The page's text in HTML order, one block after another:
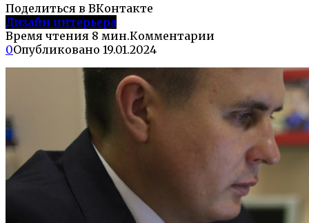
Поделиться в ВКонтакте
Дизайн интерьера
Время чтения 8 мин.Комментарии
0Опубликовано 19.01.2024